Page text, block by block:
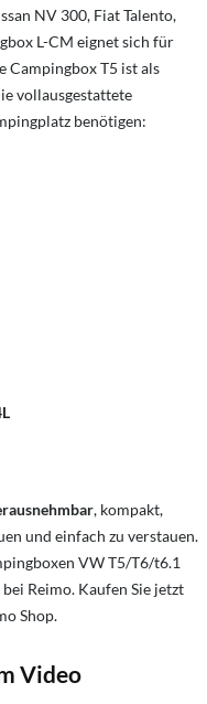
NV 300, Fiat Talento,
L-CM eignet sich für
Campingbox T5 ist als
vollausgestattete
benötigen:
, kompakt,
und einfach zu verstauen.
VW T5/T6/t6.1
Reimo. Kaufen Sie jetzt
Shop.
Video